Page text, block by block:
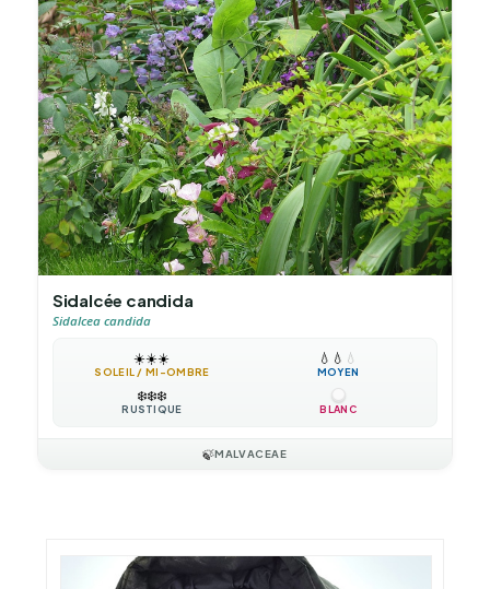
Sidalcée candida
Sidalcea candida
☀️☀️☀️
SOLEIL / MI-OMBRE
💧 💧 💧
MOYEN
❄️❄️❄️
RUSTIQUE BLANC
🍃MALVACEAE